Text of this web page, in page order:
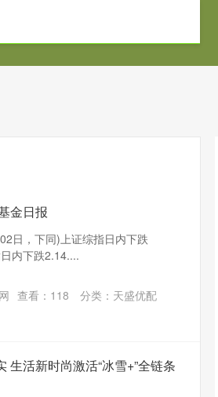
金日报
日，下同)上证综指日内下跌
内下跌2.14....
查看： 118 分类： 天盛优配
生活新时尚激活“冰雪+”全链条